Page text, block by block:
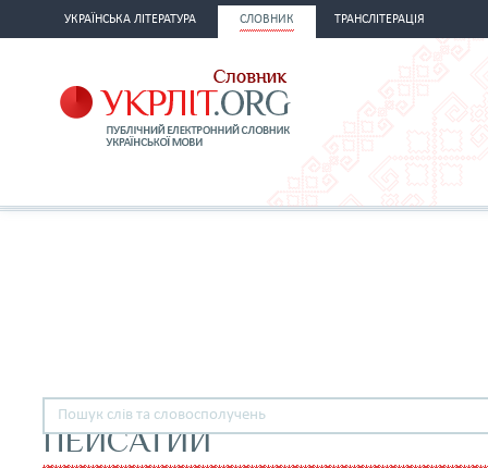
УКРАЇНСЬКА ЛІТЕРАТУРА СЛОВНИК ТРАНСЛІТЕРАЦІЯ
ПЕЙСАТИЙ